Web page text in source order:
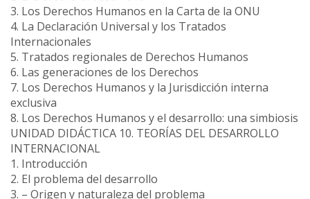
3. Los Derechos Humanos en la Carta de la ONU
4. La Declaración Universal y los Tratados
Internacionales
5. Tratados regionales de Derechos Humanos
6. Las generaciones de los Derechos
7. Los Derechos Humanos y la Jurisdicción interna
exclusiva
8. Los Derechos Humanos y el desarrollo: una simbiosis
UNIDAD DIDÁCTICA 10. TEORÍAS DEL DESARROLLO
INTERNACIONAL
1. Introducción
2. El problema del desarrollo
3. – Origen y naturaleza del problema